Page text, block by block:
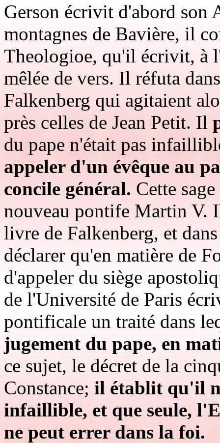
Gerson écrivit d'abord son
montagnes de Bavière, il
Theologioe, qu'il écrivit, à
mêlée de vers. Il réfuta
Falkenberg qui agitaient
près celles de Jean Petit. Il
du pape n'était pas
appeler d'un évêque au
concile général. Cette
nouveau pontife Martin V.
livre de Falkenberg, et
déclarer qu'en matière de
d'appeler du siège
de l'Université de Paris
pontificale un traité dans
jugement du pape, en
ce sujet, le décret de la
Constance; il établit qu'il
infaillible, et que seule,
ne peut errer dans la foi.